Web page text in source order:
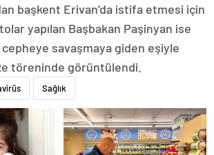
başkent Erivan’da istifa etmesi için
yapılan Başbakan Paşinyan ise
savaşmaya giden eşiyle
töreninde görüntülendi.
Sağlık